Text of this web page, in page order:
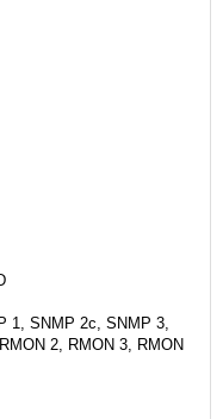
1, SNMP 2c, SNMP 3,
2, RMON 3, RMON